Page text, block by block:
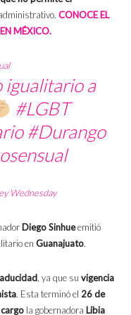
CONOCE EL
MÉXICO.
igualitario a
#LGBT
#Durango
Wednesday
Diego Sinhueemitió
en Guanajuato.
, ya que su vigencia
. Esta terminó el 26 de
la gobernadora Libia